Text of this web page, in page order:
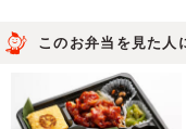
このお弁当を見た人